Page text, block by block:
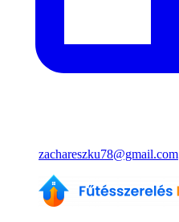
zachareszku78@gmail.com